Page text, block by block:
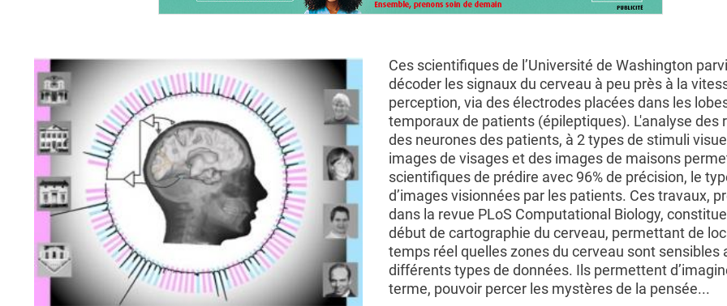
Ces scientifiques de l’Université de Washington
décoder les signaux du cerveau à peu près à la
perception, via des électrodes placées dans les
temporaux de patients (épileptiques). L'analyse des
des neurones des patients, à 2 types de stimuli
images de visages et des images de maisons
scientifiques de prédire avec 96% de précision, le
d’images visionnées par les patients. Ces travaux,
dans la revue PLoS Computational Biology,
début de cartographie du cerveau, permettant de
temps réel quelles zones du cerveau sont sensibles
différents types de données. Ils permettent
terme, pouvoir percer les mystères de la pensée...